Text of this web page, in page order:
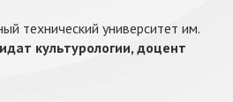
технический университет им.
культурологии, доцент